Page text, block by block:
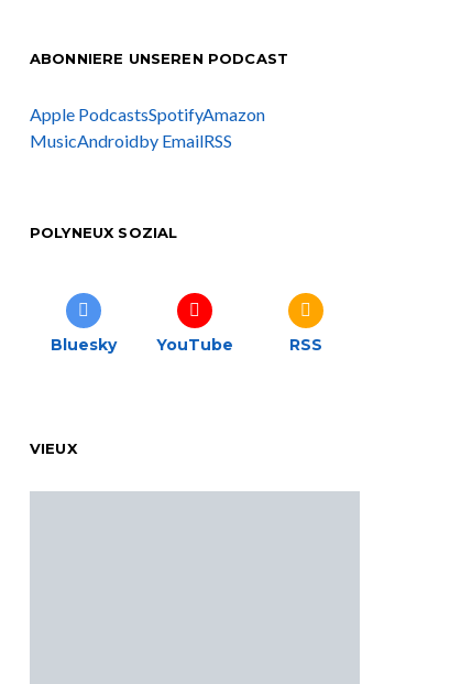
ABONNIERE UNSEREN PODCAST
Apple PodcastsSpotifyAmazon
MusicAndroidby EmailRSS
POLYNEUX SOZIAL
Bluesky YouTube RSS
VIEUX